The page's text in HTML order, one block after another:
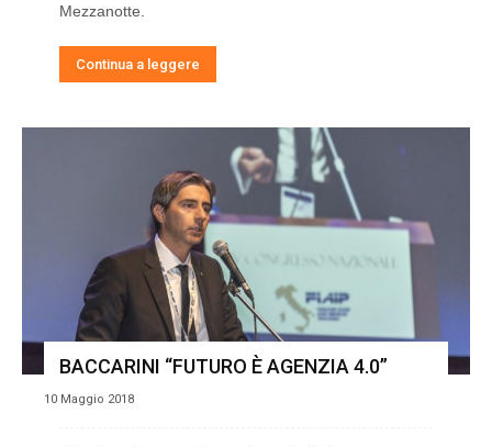
Mezzanotte.
Continua a leggere
BACCARINI “FUTURO È AGENZIA 4.0”
10 Maggio 2018